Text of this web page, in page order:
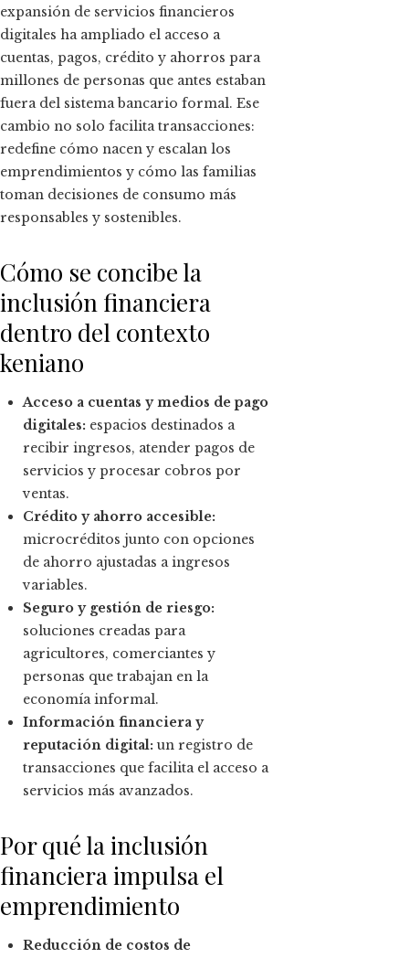
expansión de servicios financieros
digitales ha ampliado el acceso a
cuentas, pagos, crédito y ahorros para
millones de personas que antes estaban
fuera del sistema bancario formal. Ese
cambio no solo facilita transacciones:
redefine cómo nacen y escalan los
emprendimientos y cómo las familias
toman decisiones de consumo más
responsables y sostenibles.
Cómo se concibe la
inclusión financiera
dentro del contexto
keniano
Acceso a cuentas y medios de pago
digitales: espacios destinados a
recibir ingresos, atender pagos de
servicios y procesar cobros por
ventas.
Crédito y ahorro accesible:
microcréditos junto con opciones
de ahorro ajustadas a ingresos
variables.
Seguro y gestión de riesgo:
soluciones creadas para
agricultores, comerciantes y
personas que trabajan en la
economía informal.
Información financiera y
reputación digital: un registro de
transacciones que facilita el acceso a
servicios más avanzados.
Por qué la inclusión
financiera impulsa el
emprendimiento
Reducción de costos de